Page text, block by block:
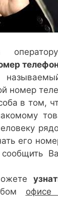
номер
в том,
его
офисе